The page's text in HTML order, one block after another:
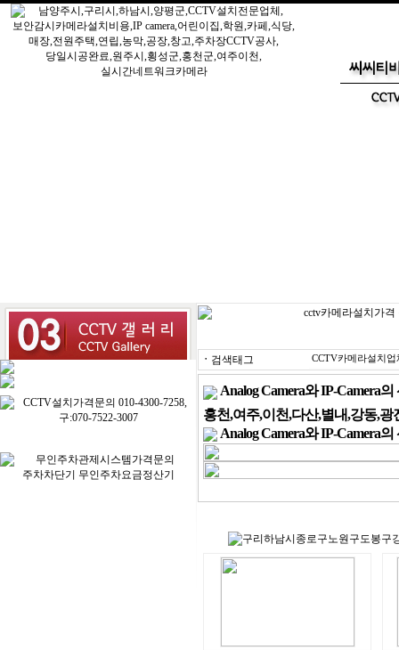
ㆍ 검색태그 CCTV카메라설치
Analog Camera와 IP-Camera
홍천,여주,이천,다산,별내,강동,
Analog Camera와 IP-Camera